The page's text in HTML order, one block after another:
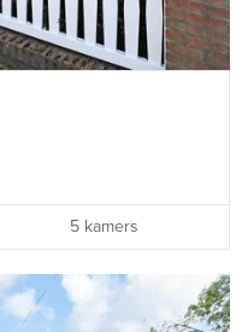
5 kamers